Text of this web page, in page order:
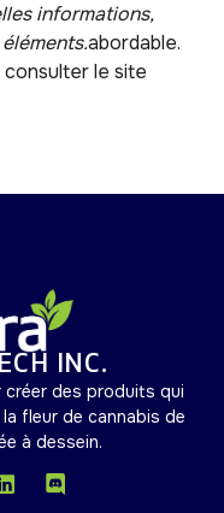
informations,
abordable.
consulter le site
INC.
créer des produits qui
fleur de cannabis de
à dessein.